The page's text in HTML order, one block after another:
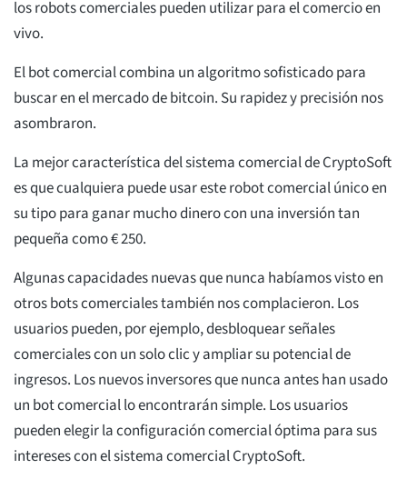
los robots comerciales pueden utilizar para el comercio en
vivo.
El bot comercial combina un algoritmo sofisticado para
buscar en el mercado de bitcoin. Su rapidez y precisión nos
asombraron.
La mejor característica del sistema comercial de CryptoSoft
es que cualquiera puede usar este robot comercial único en
su tipo para ganar mucho dinero con una inversión tan
pequeña como € 250.
Algunas capacidades nuevas que nunca habíamos visto en
otros bots comerciales también nos complacieron. Los
usuarios pueden, por ejemplo, desbloquear señales
comerciales con un solo clic y ampliar su potencial de
ingresos. Los nuevos inversores que nunca antes han usado
un bot comercial lo encontrarán simple. Los usuarios
pueden elegir la configuración comercial óptima para sus
intereses con el sistema comercial CryptoSoft.